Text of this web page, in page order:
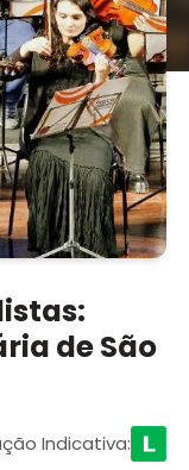
de São
Indicativa: